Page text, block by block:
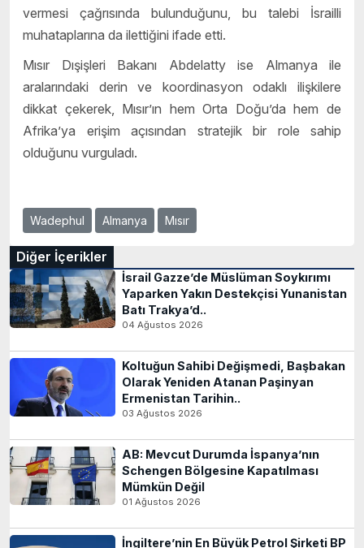
vermesi çağrısında bulunduğunu, bu talebi İsrailli
muhataplarına da ilettiğini ifade etti.
Mısır Dışişleri Bakanı Abdelatty ise Almanya ile
aralarındaki derin ve koordinasyon odaklı ilişkilere
dikkat çekerek, Mısır’ın hem Orta Doğu’da hem de
Afrika’ya erişim açısından stratejik bir role sahip
olduğunu vurguladı.
Wadephul Almanya Mısır
Diğer İçerikler
İsrail Gazze’de Müslüman Soykırımı
Yaparken Yakın Destekçisi Yunanistan
Batı Trakya’d..
04 Ağustos 2026
Koltuğun Sahibi Değişmedi, Başbakan
Olarak Yeniden Atanan Paşinyan
Ermenistan Tarihin..
03 Ağustos 2026
AB: Mevcut Durumda İspanya’nın
Schengen Bölgesine Kapatılması
Mümkün Değil
01 Ağustos 2026
İngiltere’nin En Büyük Petrol Şirketi BP